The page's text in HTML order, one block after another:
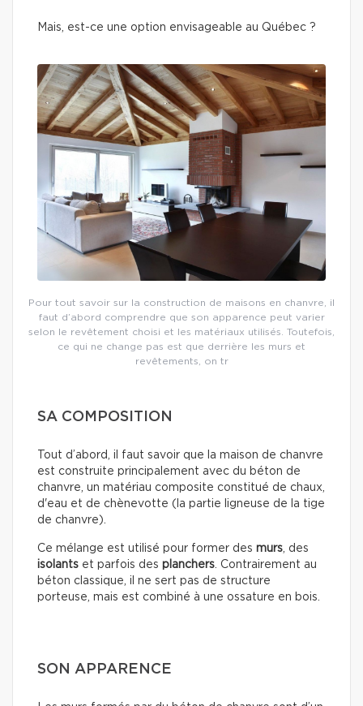
Mais, est-ce une option envisageable au Québec ?
Pour tout savoir sur la construction de maisons en chanvre, il
faut d’abord comprendre que son apparence peut varier
selon le revêtement choisi et les matériaux utilisés. Toutefois,
ce qui ne change pas est que derrière les murs et
revêtements, on tr
SA COMPOSITION
Tout d’abord, il faut savoir que la maison de chanvre
est construite principalement avec du béton de
chanvre, un matériau composite constitué de chaux,
d'eau et de chènevotte (la partie ligneuse de la tige
de chanvre).
Ce mélange est utilisé pour former des murs , des
isolants et parfois des planchers . Contrairement au
béton classique, il ne sert pas de structure
porteuse, mais est combiné à une ossature en bois.
SON APPARENCE